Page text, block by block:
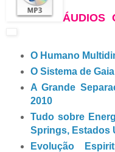
ÁUDIOS
O Humano
O Sistema de
A Grande
2010
Tudo sobre
Springs, Estados
Evolução